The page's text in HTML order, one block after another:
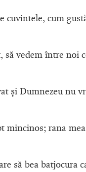
cuvintele, cum
să vedem între noi
şi Dumnezeu nu
mincinos; rana
să bea batjocura